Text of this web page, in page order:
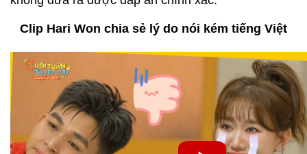
Clip Hari Won chia sẻ lý do nói kém tiếng Việt